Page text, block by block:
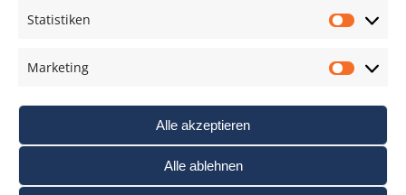
Statistiken
Marketing
Alle akzeptieren
Alle ablehnen